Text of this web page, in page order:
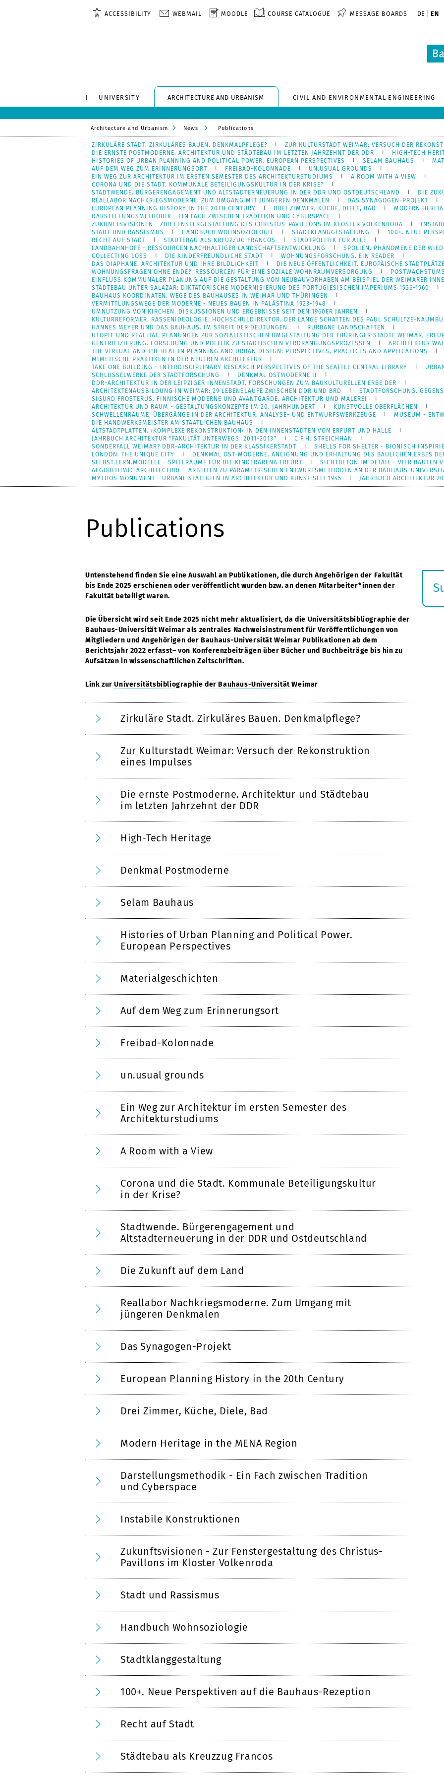
ACCESSIBILITY WEBMAIL MOODLE COURSE CATALOGUE MESSAGE BOARDS DE EN
UNIVERSITY ARCHITECTURE AND URBANISM CIVIL AND ENVIRONMENTAL ENGINEERING
Architecture and Urbanism News Publications
ZIRKULÄRE STADT. ZIRKULÄRES BAUEN. DENKMALPFLEGE?
ZUR KULTURSTADT WEIMAR: VERSUCH DER
DIE ERNSTE POSTMODERNE. ARCHITEKTUR UND STÄDTEBAU IM LETZTEN JAHRZEHNT DER DDR
HIGH-TECH
HISTORIES OF URBAN PLANNING AND POLITICAL POWER. EUROPEAN PERSPECTIVES
SELAM BAUHAUS
AUF DEM WEG ZUM ERINNERUNGSORT
FREIBAD-KOLONNADE
UN.USUAL GROUNDS
EIN WEG ZUR ARCHITEKTUR IM ERSTEN SEMESTER DES ARCHITEKTURSTUDIUMS
A ROOM WITH A VIEW
CORONA UND DIE STADT. KOMMUNALE BETEILIGUNGSKULTUR IN DER KRISE?
STADTWENDE. BÜRGERENGAGEMENT UND ALTSTADTERNEUERUNG IN DER DDR UND OSTDEUTSCHLAND
DIE
REALLABOR NACHKRIEGSMODERNE. ZUM UMGANG MIT JÜNGEREN DENKMALEN
DAS SYNAGOGEN-PROJEKT
EUROPEAN PLANNING HISTORY IN THE 20TH CENTURY
DREI ZIMMER, KÜCHE, DIELE, BAD
MODERN
DARSTELLUNGSMETHODIK - EIN FACH ZWISCHEN TRADITION UND CYBERSPACE
ZUKUNFTSVISIONEN - ZUR FENSTERGESTALTUNG DES CHRISTUS-PAVILLONS IM KLOSTER VOLKENRODA
STADT UND RASSISMUS
HANDBUCH WOHNSOZIOLOGIE STADTKLANGGESTALTUNG
100+. NEUE
RECHT AUF STADT
STÄDTEBAU ALS KREUZZUG FRANCOS
STADTPOLITIK FÜR ALLE
LANDBAHNHÖFE - RESSOURCEN NACHHALTIGER LANDSCHAFTSENTWICKLUNG
SPOLIEN. PHÄNOMENE DER
COLLECTING LOSS
DIE KINDERFREUNDLICHE STADT
WOHNUNGSFORSCHUNG. EIN READER
DAS DIAPHANE. ARCHITEKTUR UND IHRE BILDLICHKEIT
DIE NEUE ÖFFENTLICHKEIT. EUROPÄISCHE
WOHNUNGSFRAGEN OHNE ENDE?! RESSOURCEN FÜR EINE SOZIALE WOHNRAUMVERSORGUNG
EINFLUSS KOMMUNALER PLANUNG AUF DIE GESTALTUNG VON NEUBAUVORHABEN AM BEISPIEL DER WEIMARER
STÄDTEBAU UNTER SALAZAR: DIKTATORISCHE MODERNISIERUNG DES PORTUGIESISCHEN IMPERIUMS 1926-1960
BAUHAUS KOORDINATEN. WEGE DES BAUHAUSES IN WEIMAR UND THÜRINGEN
VERMITTLUNGSWEGE DER MODERNE - NEUES BAUEN IN PALÄSTINA 1923-1948
UMNUTZUNG VON KIRCHEN. DISKUSSIONEN UND ERGEBNISSE SEIT DEN 1960ER JAHREN
KULTURREFORMER. RASSENIDEOLOGIE. HOCHSCHULDIREKTOR. DER LANGE SCHATTEN DES PAUL SCHULTZE-
HANNES MEYER UND DAS BAUHAUS. IM STREIT DER DEUTUNGEN.
RURBANE LANDSCHAFTEN
UTOPIE UND REALITÄT. PLANUNGEN ZUR SOZIALISTISCHEN UMGESTALTUNG DER THÜRINGER STÄDTE WEIMAR,
GENTRIFIZIERUNG. FORSCHUNG UND POLITIK ZU STÄDTISCHEN VERDRÄNGUNGSPROZESSEN
ARCHITEKTUR
THE VIRTUAL AND THE REAL IN PLANNING AND URBAN DESIGN: PERSPECTIVES, PRACTICES AND APPLICATIONS
MIMETISCHE PRAKTIKEN IN DER NEUEREN ARCHITEKTUR
TAKE ONE BUILDING – INTERDISCIPLINARY RESEARCH PERSPECTIVES OF THE SEATTLE CENTRAL LIBRARY
SCHLÜSSELWERKE DER STADTFORSCHUNG
DENKMAL OSTMODERNE II
DDR-ARCHITEKTUR IN DER LEIPZIGER INNENSTADT. FORSCHUNGEN ZUM BAUKULTURELLEN ERBE DER
ARCHITEKTENAUSBILDUNG IN WEIMAR: 29 LEBENSLÄUFE ZWISCHEN DDR UND BRD
STADTFORSCHUNG.
SIGURD FROSTERUS. FINNISCHE MODERNE UND AVANTGARDE. ARCHITEKTUR UND MALEREI
ARCHITEKTUR UND RAUM - GESTALTUNGSKONZEPTE IM 20. JAHRHUNDERT
KUNSTVOLLE OBERFLÄCHEN
SCHWELLENRÄUME. ÜBERGÄNGE IN DER ARCHITEKTUR. ANALYSE- UND ENTWURFSWERKZEUGE
MUSEUM -
DIE HANDWERKSMEISTER AM STAATLICHEN BAUHAUS
ALTSTADTPLATTEN. ›KOMPLEXE REKONSTRUKTION‹ IN DEN INNENSTÄDTEN VON ERFURT UND HALLE
JAHRBUCH ARCHITEKTUR "FAKULTÄT UNTERWEGS: 2011-2013"
C.F.H. STREICHHAN
SONDERFALL WEIMAR? DDR-ARCHITEKTUR IN DER KLASSIKERSTADT
SHELLS FOR SHELTER - BIONISCH
LONDON. THE UNIQUE CITY
DENKMAL OST-MODERNE. ANEIGNUNG UND ERHALTUNG DES BAULICHEN ERBES
SELBST.LERN.MODELLE - SPIELRÄUME FÜR DIE KINDERARENA ERFURT
SICHTBETON IM DETAIL - VIER BAUTEN
ALGORITHMIC ARCHITECTURE - ARBEITEN ZU PARAMETRISCHEN ENTWURFSMETHODEN AN DER BAUHAUS-
MYTHOS MONUMENT - URBANE STATEGIEN IN ARCHITEKTUR UND KUNST SEIT 1945
JAHRBUCH ARCHITEKTUR
Publications
Untenstehend finden Sie eine Auswahl an Publikationen, die durch Angehörigen der Fakultät
bis Ende 2025 erschienen oder veröffentlicht wurden bzw. an denen Mitarbeiter*innen der
Fakultät beteiligt waren.
Die Übersicht wird seit Ende 2025 nicht mehr aktualisiert, da die Universitätsbibliographie der
Bauhaus-Universität Weimar als zentrales Nachweisinstrument für Veröffentlichungen von
Mitgliedern und Angehörigen der Bauhaus-Universität Weimar Publikationen ab dem
Berichtsjahr 2022 erfasst– von Konferenzbeiträgen über Bücher und Buchbeiträge bis hin zu
Aufsätzen in wissenschaftlichen Zeitschriften.
Link zurUniversitätsbibliographie der Bauhaus-Universität Weimar
Zirkuläre Stadt. Zirkuläres Bauen. Denkmalpflege?
Zur Kulturstadt Weimar: Versuch der Rekonstruktion
eines Impulses
Die ernste Postmoderne. Architektur und Städtebau
im letzten Jahrzehnt der DDR
High-Tech Heritage
Denkmal Postmoderne
Selam Bauhaus
Histories of Urban Planning and Political Power.
European Perspectives
Materialgeschichten
Auf dem Weg zum Erinnerungsort
Freibad-Kolonnade
un.usual grounds
Ein Weg zur Architektur im ersten Semester des
Architekturstudiums
A Room with a View
Corona und die Stadt. Kommunale Beteiligungskultur
in der Krise?
Stadtwende. Bürgerengagement und
Altstadterneuerung in der DDR und Ostdeutschland
Die Zukunft auf dem Land
Reallabor Nachkriegsmoderne. Zum Umgang mit
jüngeren Denkmalen
Das Synagogen-Projekt
European Planning History in the 20th Century
Drei Zimmer, Küche, Diele, Bad
Modern Heritage in the MENA Region
Darstellungsmethodik - Ein Fach zwischen Tradition
und Cyberspace
Instabile Konstruktionen
Zukunftsvisionen - Zur Fenstergestaltung des Christus-
Pavillons im Kloster Volkenroda
Stadt und Rassismus
Handbuch Wohnsoziologie
Stadtklanggestaltung
100+. Neue Perspektiven auf die Bauhaus-Rezeption
Recht auf Stadt
Städtebau als Kreuzzug Francos